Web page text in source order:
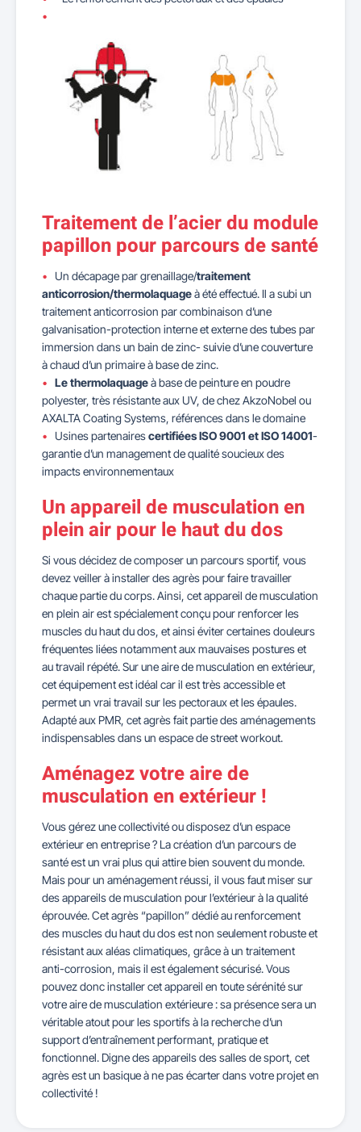
Traitement de l’acier du module
papillon pour parcours de santé
Un décapage par grenaillage/traitement
anticorrosion/thermolaquageà été effectué. Il a subi un
traitement anticorrosion par combinaison d’une
galvanisation-protection interne et externe des tubes par
immersion dans un bain de zinc- suivie d’une couverture
à chaud d’un primaire à base de zinc.
Le thermolaquageà base de peinture en poudre
polyester, très résistante aux UV, de chez AkzoNobel ou
AXALTA Coating Systems, références dans le domaine
Usines partenairescertifiées ISO 9001 et ISO 14001-
garantie d’un management de qualité soucieux des
impacts environnementaux
Un appareil de musculation en
plein air pour le haut du dos
Si vous décidez de composer un parcours sportif, vous
devez veiller à installer des agrès pour faire travailler
chaque partie du corps. Ainsi, cet appareil de musculation
en plein air est spécialement conçu pour renforcer les
muscles du haut du dos, et ainsi éviter certaines douleurs
fréquentes liées notamment aux mauvaises postures et
au travail répété. Sur une aire de musculation en extérieur,
cet équipement est idéal car il est très accessible et
permet un vrai travail sur les pectoraux et les épaules.
Adapté aux PMR, cet agrès fait partie des aménagements
indispensables dans un espace de street workout.
Aménagez votre aire de
musculation en extérieur !
Vous gérez une collectivité ou disposez d’un espace
extérieur en entreprise ? La création d’un parcours de
santé est un vrai plus qui attire bien souvent du monde.
Mais pour un aménagement réussi, il vous faut miser sur
des appareils de musculation pour l’extérieur à la qualité
éprouvée. Cet agrès “papillon” dédié au renforcement
des muscles du haut du dos est non seulement robuste et
résistant aux aléas climatiques, grâce à un traitement
anti-corrosion, mais il est également sécurisé. Vous
pouvez donc installer cet appareil en toute sérénité sur
votre aire de musculation extérieure : sa présence sera un
véritable atout pour les sportifs à la recherche d’un
support d’entraînement performant, pratique et
fonctionnel. Digne des appareils des salles de sport, cet
agrès est un basique à ne pas écarter dans votre projet en
collectivité !